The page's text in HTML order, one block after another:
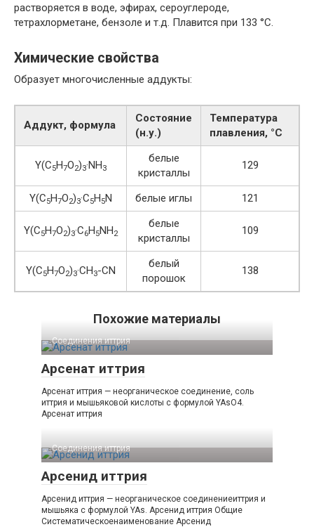
растворяется в воде, эфирах, сероуглероде,
тетрахлорметане, бензоле и т.д. Плавится при 133 °С.
Химические свойства
Образует многочисленные аддукты:
Аддукт, формула
Состояние
(н.у.)
Температура
плавления, °С
Y(С5H7O2)3·NH3
белые
кристаллы
129
Y(С5H7O2)3·С5H5N белые иглы 121
Y(С5H7O2)3·С6H5NH2
белые
кристаллы
109
Y(С5H7O2)3·СH3-СN
белый
порошок
138
Похожие материалы
Соединения иттрия‎
Арсенат иттрия
Арсенат иттрия — неорганическое соединение, соль
иттрия и мышьяковой кислоты с формулой YAsO4.
Арсенат иттрия
Соединения иттрия‎
Арсенид иттрия
Арсенид иттрия — неорганическое соединениеиттрия и
мышьяка с формулой YAs. Арсенид иттрия Общие
Систематическоенаименование Арсенид